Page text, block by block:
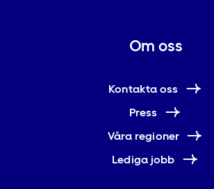
Om oss
Kontakta oss
Press
Våra regioner
Lediga jobb